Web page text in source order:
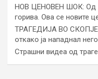
НОВ ЦЕНОВЕН ШОК: Од
горива. Ова се новите
ТРАГЕДИЈА ВО СКОПЈЕ:
откако ја нападнал
Страшни видеа од